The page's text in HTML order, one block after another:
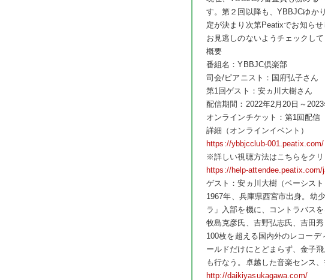
す。第２回以降も、YBBJCゆか
定が決まり次第Peatixでお知ら
お見逃しのないようチェックして
概要
番組名：YBBJC倶楽部
司会/ピアニスト：国府弘子さん
第1回ゲスト：安ヵ川大樹さん
配信期間：2022年2月20日～2023
オンラインチケット：第1回配信
詳細（オンラインイベント）
https://ybbjcclub-001.peatix.com/
※詳しい視聴方法はこちらをクリ
https://help-
ゲスト：安ヵ川大樹（ベーシスト
1967年、兵庫県西宮市出身。幼
ラ」入部を機に、コントラバスを
牧島克彦氏、吉野弘志氏、吉田秀
100枚を超える国内外のレコー
ールドだけにとどまらず、金子
も行なう。卓越した音楽センス
http://daikiyasukagawa.com/